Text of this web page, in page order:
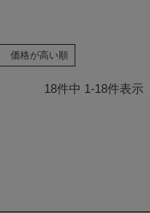
価格が高い順
18件中 1-18件表示